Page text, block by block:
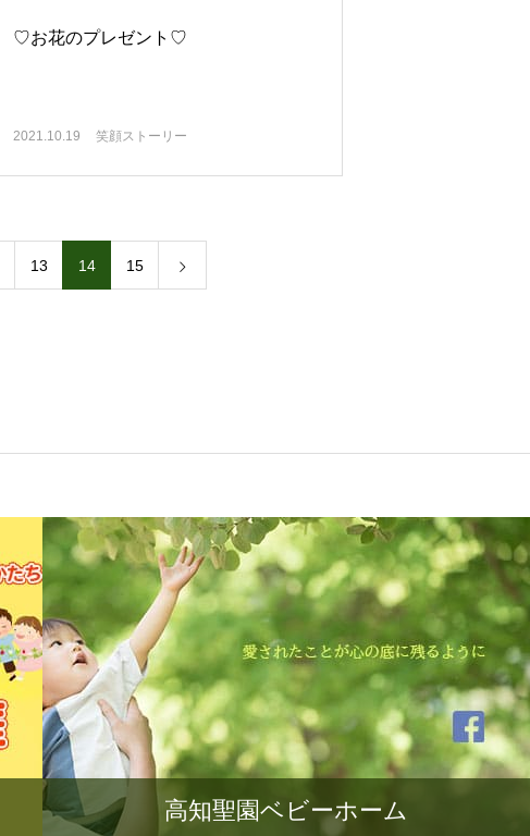
♡お花のプレゼント♡
2021.10.19 笑顔ストーリー
13 14 15
高知聖園ベビーホーム